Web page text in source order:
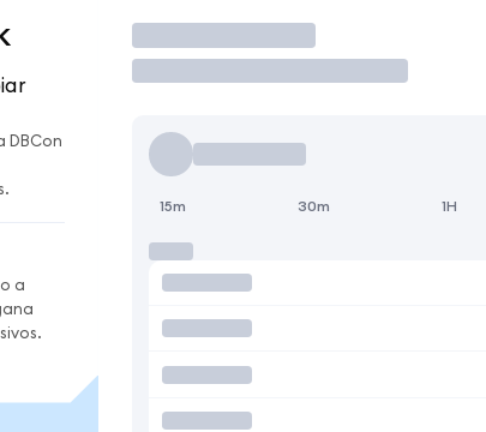
DBCon
a
Operar
15m 30m 1H